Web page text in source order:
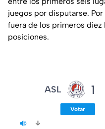
juegos por disputarse.
fuera de los primeros diez
posiciones.
ASL 1
Votar